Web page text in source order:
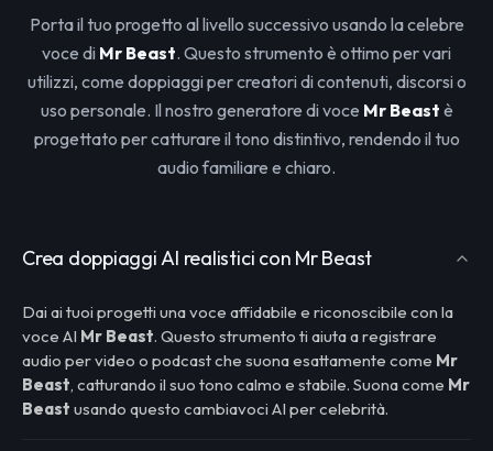
Porta il tuo progetto al livello successivo usando la celebre
voce di Mr Beast. Questo strumento è ottimo per vari
utilizzi, come doppiaggi per creatori di contenuti, discorsi o
uso personale. Il nostro generatore di voce Mr Beast è
progettato per catturare il tono distintivo, rendendo il tuo
audio familiare e chiaro.
Crea doppiaggi AI realistici con Mr Beast
Dai ai tuoi progetti una voce affidabile e riconoscibile con la
voce AI Mr Beast. Questo strumento ti aiuta a registrare
audio per video o podcast che suona esattamente come Mr
Beast, catturando il suo tono calmo e stabile. Suona come Mr
Beast usando questo cambiavoci AI per celebrità.